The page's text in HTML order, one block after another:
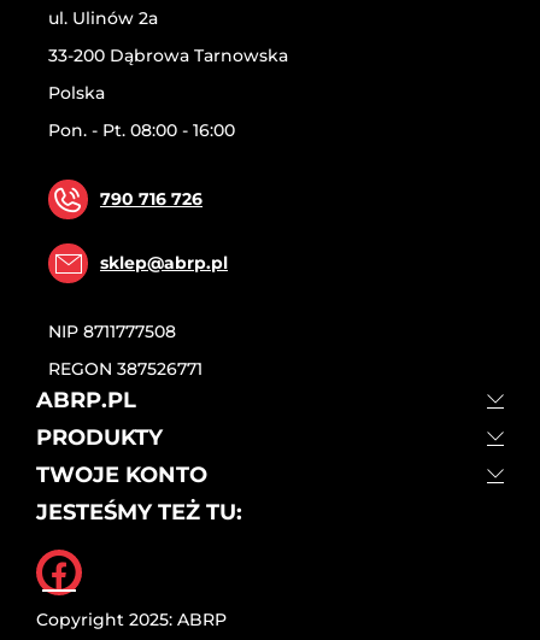
ul. Ulinów 2a
33-200 Dąbrowa Tarnowska
Polska
Pon. - Pt. 08:00 - 16:00
790 716 726
sklep@abrp.pl
NIP 8711777508
REGON 387526771
ABRP.PL
PRODUKTY
TWOJE KONTO
JESTEŚMY TEŻ TU:
Copyright 2025: ABRP